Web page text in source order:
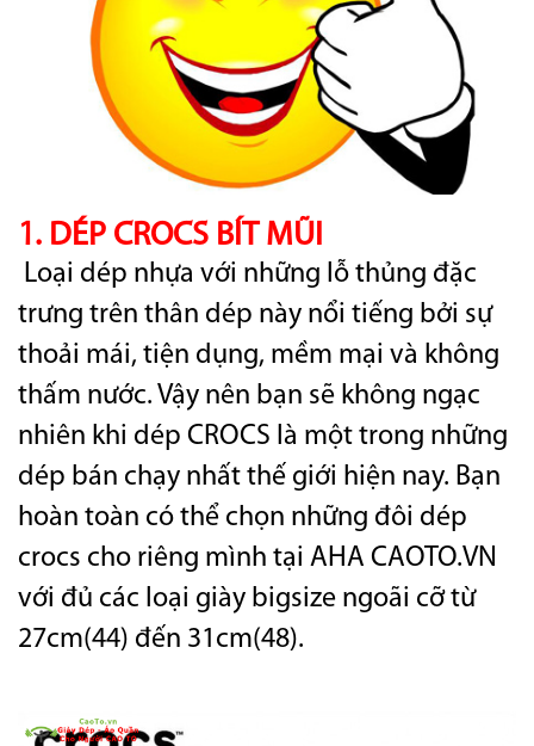
1. DÉP CROCS BÍT MŨI
Loại dép nhựa với những lỗ thủng đặc
trưng trên thân dép này nổi tiếng bởi sự
thoải mái, tiện dụng, mềm mại và không
thấm nước. Vậy nên bạn sẽ không ngạc
nhiên khi dép CROCS là một trong những
dép bán chạy nhất thế giới hiện nay. Bạn
hoàn toàn có thể chọn những đôi dép
crocs cho riêng mình tại AHA CAOTO.VN
với đủ các loại giày bigsize ngoãi cỡ từ
27cm(44) đến 31cm(48).